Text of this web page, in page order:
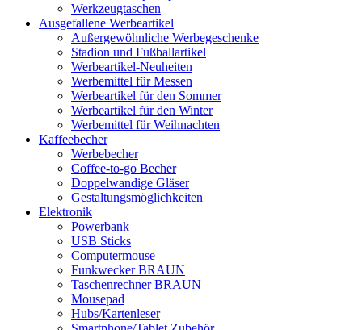
Werkzeugtaschen
Ausgefallene Werbeartikel
Außergewöhnliche Werbegeschenke
Stadion und Fußballartikel
Werbeartikel-Neuheiten
Werbemittel für Messen
Werbeartikel für den Sommer
Werbeartikel für den Winter
Werbemittel für Weihnachten
Kaffeebecher
Werbebecher
Coffee-to-go Becher
Doppelwandige Gläser
Gestaltungsmöglichkeiten
Elektronik
Powerbank
USB Sticks
Computermouse
Funkwecker BRAUN
Taschenrechner BRAUN
Mousepad
Hubs/Kartenleser